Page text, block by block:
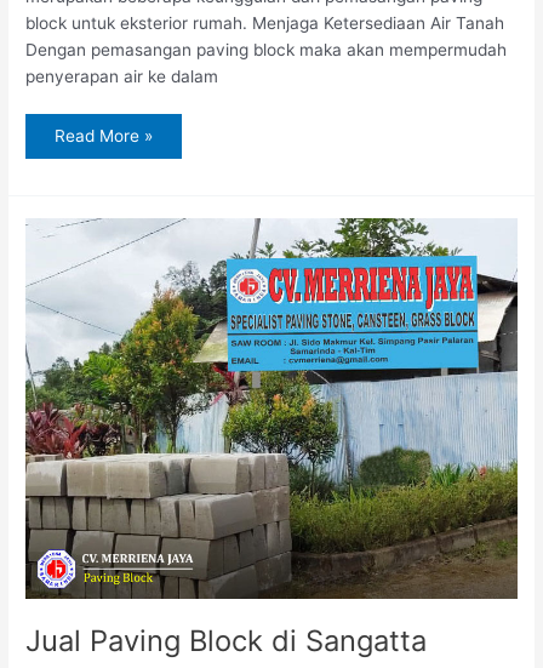
block untuk eksterior rumah. Menjaga Ketersediaan Air Tanah
Dengan pemasangan paving block maka akan mempermudah
penyerapan air ke dalam
Read More »
Jual Paving Block di Sangatta
Jual
Paving
Block
di